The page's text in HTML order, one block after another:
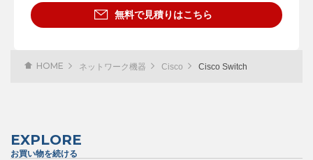
無料で見積りはこちら
HOME ネットワーク機器 Cisco Cisco Switch
EXPLORE
お買い物を続ける